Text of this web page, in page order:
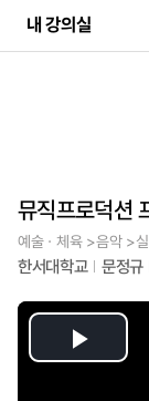
내 강의실
뮤직프로덕션
예술ㆍ체육 >음악 >
한서대학교 문정규
Play